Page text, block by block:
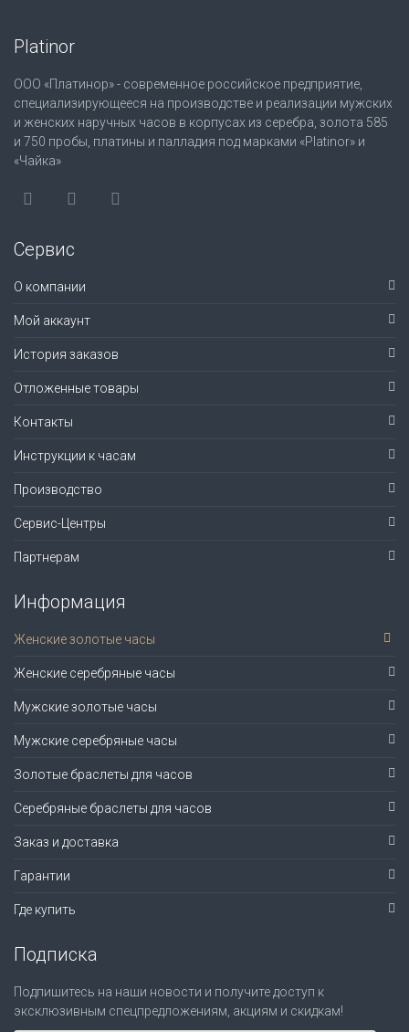
Platinor
ООО «Платинор» - современное российское предприятие,
специализирующееся на производстве и реализации мужских
и женских наручных часов в корпусах из серебра, золота 585
и 750 пробы, платины и палладия под марками «Platinor» и
«Чайка»
Сервис
О компании
Мой аккаунт
История заказов
Отложенные товары
Контакты
Инструкции к часам
Производство
Сервис-Центры
Партнерам
Информация
Женские золотые часы
Женские серебряные часы
Мужские золотые часы
Мужские серебряные часы
Золотые браслеты для часов
Серебряные браслеты для часов
Заказ и доставка
Гарантии
Где купить
Подписка
Подпишитесь на наши новости и получите доступ к
эксклюзивным спецпредложениям, акциям и скидкам!